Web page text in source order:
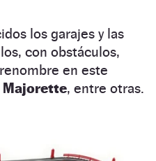
los garajes y las
con obstáculos,
en este
Majorette, entre otras.